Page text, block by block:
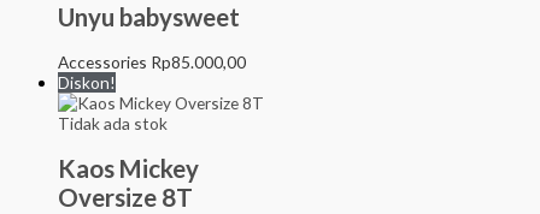
Unyu babysweet
Accessories Rp85.000,00
Diskon!
Tidak ada stok
Kaos Mickey
Oversize 8T